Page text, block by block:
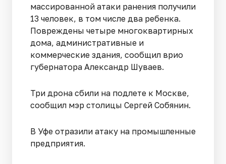
массированной атаки ранения получили
13 человек, в том числе два ребенка.
Повреждены четыре многоквартирных
дома, административные и
коммерческие здания, сообщил врио
губернатора Александр Шуваев.
Три дрона сбили на подлете к Москве,
сообщил мэр столицы Сергей Собянин.
В Уфе отразили атаку на промышленные
предприятия.